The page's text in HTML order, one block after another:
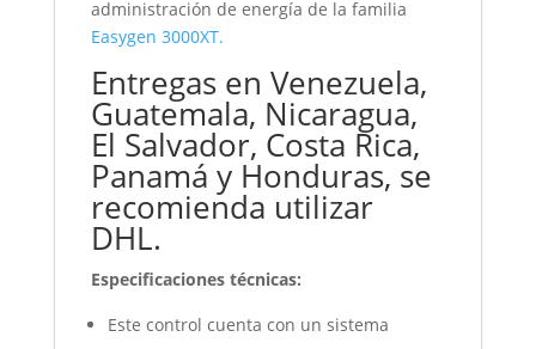
administración de energía de la familia
Easygen 3000XT.
Entregas en Venezuela,
Guatemala, Nicaragua,
El Salvador, Costa Rica,
Panamá y Honduras, se
recomienda utilizar
DHL.
Especificaciones técnicas:
Este control cuenta con un sistema